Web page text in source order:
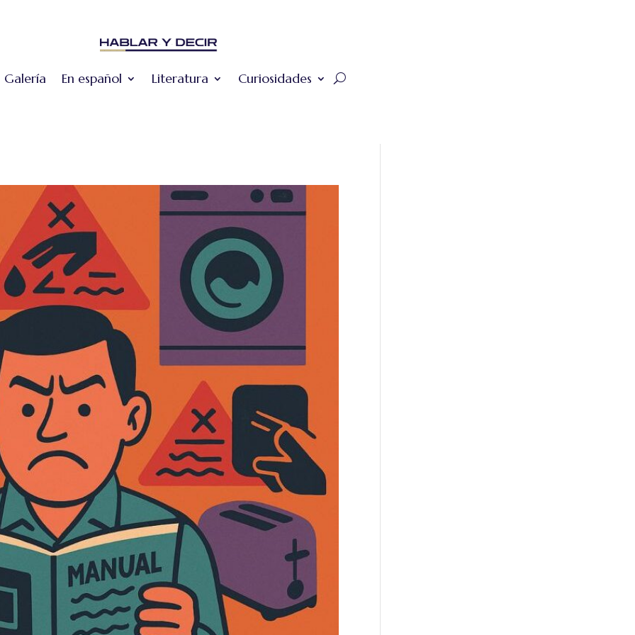
Galería En español Literatura Curiosidades